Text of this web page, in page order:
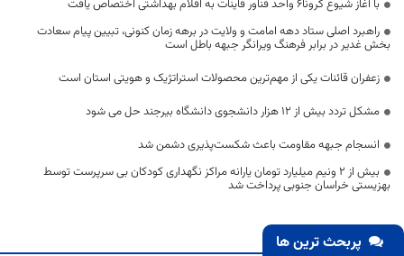
با آغاز شیوع کرونا۶ واحد فناور قاینات به اقلام بهداشتی اختصاص یافت
راهبرد اصلی ستاد دهه امامت و ولایت در برهه زمان کنونی، تبیین پیام سعادت
بخش غدیر در برابر فرهنگ ویرانگر جبهه باطل است
زعفران قائنات یکی از مهم‌ترین محصولات استراتژیک و هویتی استان است
مشکل تردد بیش از ۱۲ هزار دانشجوی دانشگاه بیرجند حل می شود
انسجام جبهه مقاومت باعث شکست‌پذیری دشمن شد
بیش از ۲ ونیم میلیارد تومان یارانه مراکز نگهداری کودکان بی سرپرست توسط
بهزیستی خراسان جنوبی پرداخت شد
پربحث ترین ها